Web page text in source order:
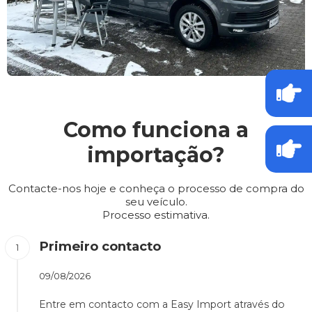
Como funciona a
importação?
Contacte-nos hoje e conheça o processo de compra do
seu veículo.
Processo estimativa.
Primeiro contacto
09/08/2026
Entre em contacto com a Easy Import através do